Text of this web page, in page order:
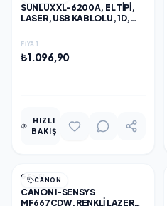
SUNLUX XL-6200A, EL TIPI,
LASER, USB KABLOLU, 1D,
FIYAT
₺1.096,90
HIZLI
BAKIŞ
CANON
GENEL
CANON I-SENSYS
MF667CDW, RENKLI LAZER